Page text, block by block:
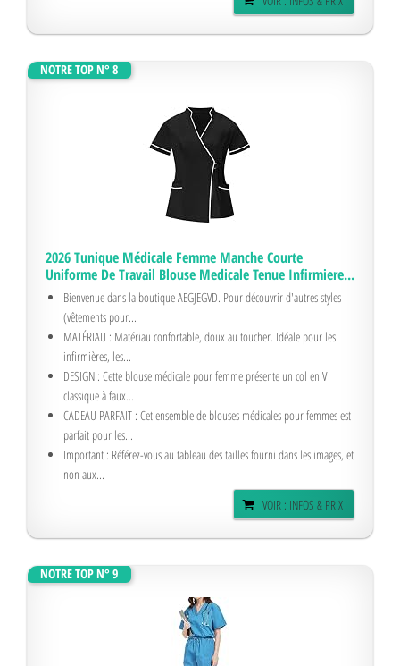
NOTRE TOP N° 8
2026 Tunique Médicale Femme Manche Courte
Uniforme De Travail Blouse Medicale Tenue Infirmiere...
Bienvenue dans la boutique AEGJEGVD. Pour découvrir d'autres styles
(vêtements pour...
MATÉRIAU : Matériau confortable, doux au toucher. Idéale pour les
infirmières, les...
DESIGN : Cette blouse médicale pour femme présente un col en V
classique à faux...
CADEAU PARFAIT : Cet ensemble de blouses médicales pour femmes est
parfait pour les...
Important : Référez-vous au tableau des tailles fourni dans les images, et
non aux...
VOIR : INFOS & PRIX
NOTRE TOP N° 9